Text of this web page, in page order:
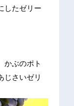
したゼリー
ぶのポト
さいゼリ